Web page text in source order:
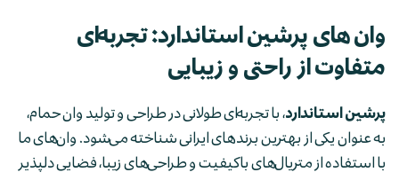
وان های پرشین استاندارد: تجربه‌ای
متفاوت از راحتی و زیبایی
پرشین استاندارد، با تجربه‌ای طولانی در طراحی و تولید وان حمام،
به عنوان یکی از بهترین برندهای ایرانی شناخته می‌شود. وان‌های ما
با استفاده از متریال‌های باکیفیت و طراحی‌های زیبا، فضایی دلپذیر